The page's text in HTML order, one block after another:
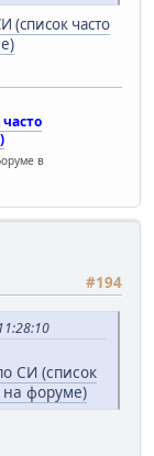
(список часто
в
#194
СИ (список
на форуме)